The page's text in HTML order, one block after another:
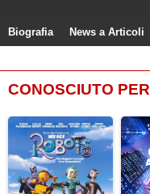
Biografia News a Articoli
CONOSCIUTO PER